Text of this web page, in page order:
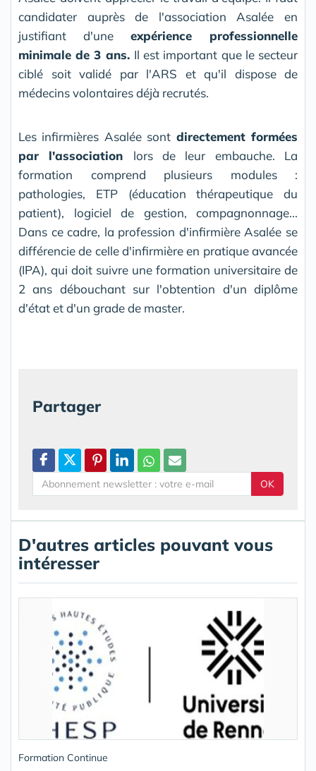
candidater auprès de l'association Asalée en
justifiant d'une expérience professionnelle
minimale de 3 ans. Il est important que le secteur
ciblé soit validé par l'ARS et qu'il dispose de
médecins volontaires déjà recrutés.
Les infirmières Asalée sont directement formées
par l'association lors de leur embauche. La
formation comprend plusieurs modules :
pathologies, ETP (éducation thérapeutique du
patient), logiciel de gestion, compagnonnage...
Dans ce cadre, la profession d'infirmière Asalée se
différencie de celle d'infirmière en pratique avancée
(IPA), qui doit suivre une formation universitaire de
2 ans débouchant sur l'obtention d'un diplôme
d'état et d'un grade de master.
Partager
OK
D'autres articles pouvant vous
intéresser
Formation Continue